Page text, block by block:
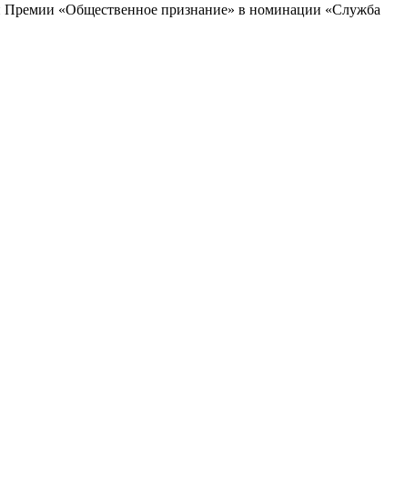
Премии «Общественное признание» в номинации «Служба